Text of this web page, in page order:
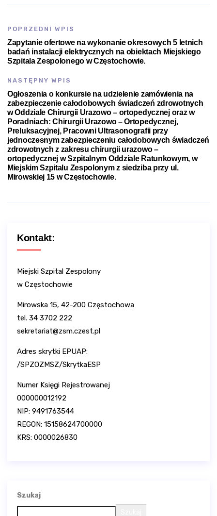
POPRZEDNI WPIS
Zapytanie ofertowe na wykonanie okresowych 5 letnich
badań instalacji elektrycznych na obiektach Miejskiego
Szpitala Zespolonego w Częstochowie.
NASTĘPNY WPIS
Ogłoszenia o konkursie na udzielenie zamówienia na
zabezpieczenie całodobowych świadczeń zdrowotnych
w Oddziale Chirurgii Urazowo – ortopedycznej oraz w
Poradniach: Chirurgii Urazowo – Ortopedycznej,
Preluksacyjnej, Pracowni Ultrasonografii przy
jednoczesnym zabezpieczeniu całodobowych świadczeń
zdrowotnych z zakresu chirurgii urazowo –
ortopedycznej w Szpitalnym Oddziale Ratunkowym, w
Miejskim Szpitalu Zespolonym z siedziba przy ul.
Mirowskiej 15 w Częstochowie.
Kontakt:
Miejski Szpital Zespolony
w Częstochowie
Mirowska 15, 42-200 Częstochowa
tel. 34 3702 222
sekretariat@zsm.czest.pl
Adres skrytki EPUAP:
/SPZOZMSZ/SkrytkaESP
Numer Księgi Rejestrowanej
000000012192
NIP: 9491763544
REGON: 15158624700000
KRS: 0000026830
Szukaj